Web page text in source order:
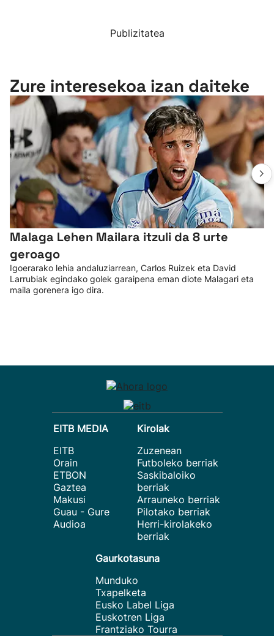
Publizitatea
Zure interesekoa izan daiteke
Malaga Lehen Mailara itzuli da 8 urte
geroago
Igoerarako lehia andaluziarrean, Carlos Ruizek eta David
Larrubiak egindako golek garaipena eman diote Malagari eta
maila gorenera igo dira.
EITB MEDIA
EITB
Orain
ETBON
Gaztea
Makusi
Guau - Gure
Audioa
Kirolak
Zuzenean
Futboleko berriak
Saskibaloiko
berriak
Arrauneko berriak
Pilotako berriak
Herri-kirolakeko
berriak
Gaurkotasuna
Munduko
Txapelketa
Eusko Label Liga
Euskotren Liga
Frantziako Tourra